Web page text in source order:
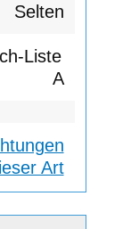
Selten
A
Art